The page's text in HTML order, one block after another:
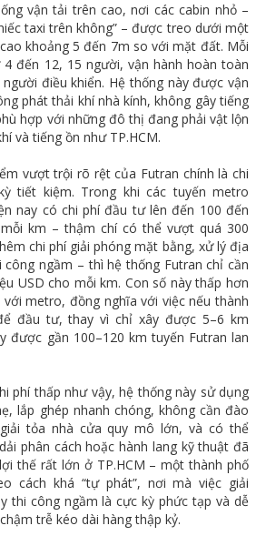
vận tải trên cao, nơi các cabin nhỏ –
taxi trên không” – được treo dưới một
khoảng 5 đến 7m so với mặt đất. Mỗi
đến 12, 15 người, vận hành hoàn toàn
điều khiển. Hệ thống này được vận
phát thải khí nhà kính, không gây tiếng
hợp với những đô thị đang phải vật lộn
và tiếng ồn như TP.HCM.
vượt trội rõ rệt của Futran chính là chi
tiết kiệm. Trong khi các tuyến metro
nay có chi phí đầu tư lên đến 100 đến
km – thậm chí có thể vượt quá 300
chi phí giải phóng mặt bằng, xử lý địa
ngầm – thì hệ thống Futran chỉ cần
USD cho mỗi km. Con số này thấp hơn
metro, đồng nghĩa với việc nếu thành
đầu tư, thay vì chỉ xây được 5–6 km
được gần 100–120 km tuyến Futran lan
phí thấp như vậy, hệ thống này sử dụng
lắp ghép nhanh chóng, không cần đào
tỏa nhà cửa quy mô lớn, và có thể
phân cách hoặc hành lang kỹ thuật đã
thế rất lớn ở TP.HCM – một thành phố
cách khá “tự phát”, nơi mà việc giải
thi công ngầm là cực kỳ phức tạp và dễ
trễ kéo dài hàng thập kỷ.